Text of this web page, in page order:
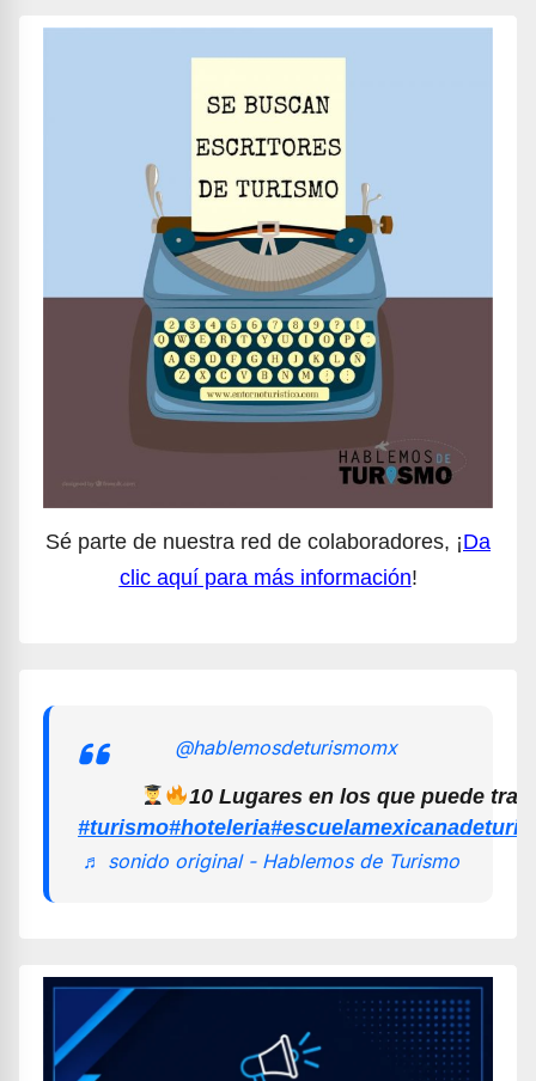
Sé parte de nuestra red de colaboradores, ¡Da
clic aquí para más información!
@hablemosdeturismomx
10 Lugares en los que puede
#turismo#hoteleria
♬ sonido original - Hablemos de Turismo